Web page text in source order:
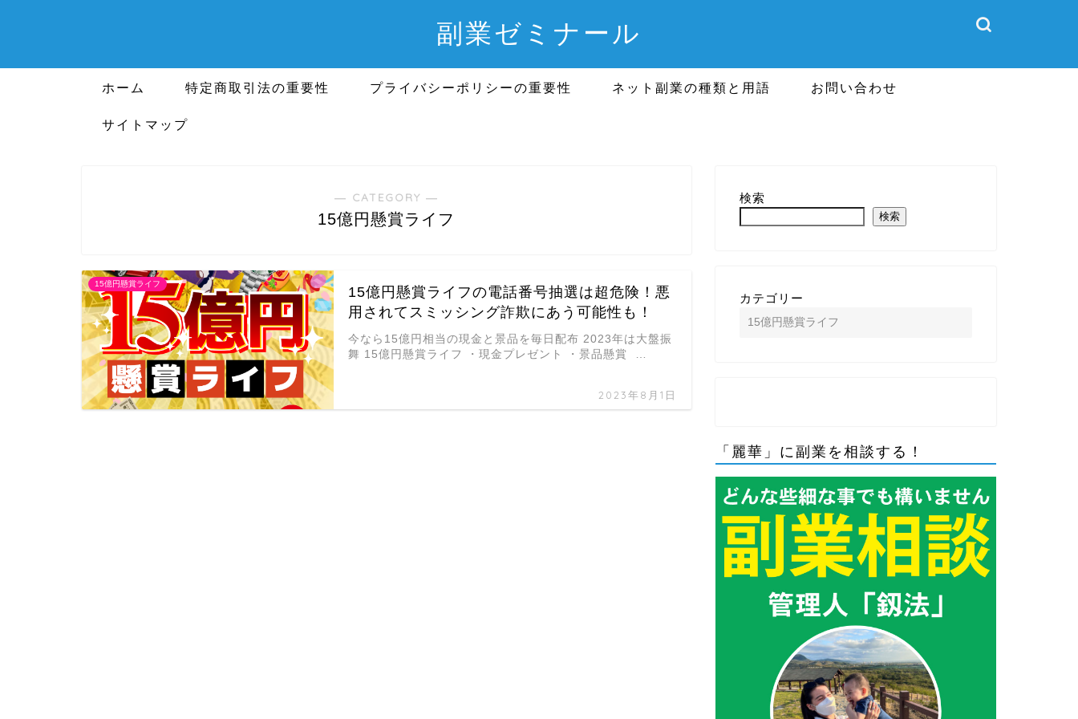
副業ゼミナール
ホーム 特定商取引法の重要性 プライバシーポリシーの重要性 ネット副業の種類と用語 お問い合わせ
サイトマップ
― CATEGORY ―
15億円懸賞ライフ
15億円懸賞ライフ
15億円懸賞ライフの電話番号抽選は超危険！悪
用されてスミッシング詐欺にあう可能性も！
2023年8月1日
今なら15億円相当の現金と景品を毎日配布 2023年は大盤振
舞 15億円懸賞ライフ ・現金プレゼント ・景品懸賞 …
検索
検索
カテゴリー
「麗華」に副業を相談する！